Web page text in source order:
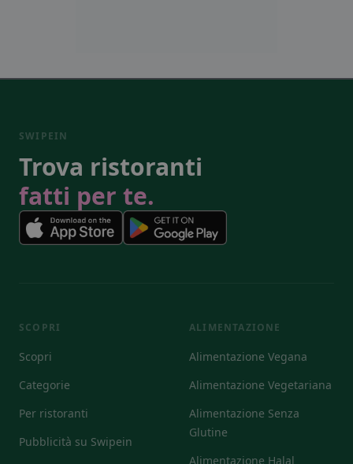
SWIPEIN
Trova ristoranti
fatti per te.
SCOPRI
Scopri
Categorie
Per ristoranti
Pubblicità su Swipein
ALIMENTAZIONE
Alimentazione Vegana
Alimentazione Vegetariana
Alimentazione Senza
Glutine
Alimentazione Halal